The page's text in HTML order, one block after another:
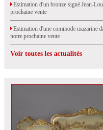
Estimation d'un bronze signé Jean-
prochaine vente
Estimation d'une commode mazarine
notre prochaine vente
Voir toutes les actualités